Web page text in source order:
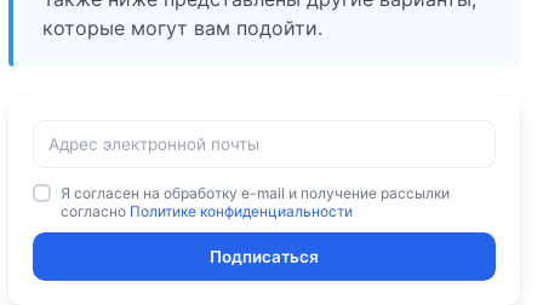
которые могут вам подойти.
Я согласен на обработку e-mail и получение рассылки
согласно Политике конфиденциальности
Подписаться